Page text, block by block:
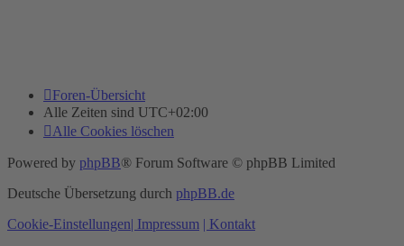
Foren-Übersicht
Alle Zeiten sind UTC+02:00
Alle Cookies löschen
Powered by phpBB® Forum Software © phpBB Limited
Deutsche Übersetzung durch phpBB.de
Cookie-Einstellungen| Impressum | Kontakt